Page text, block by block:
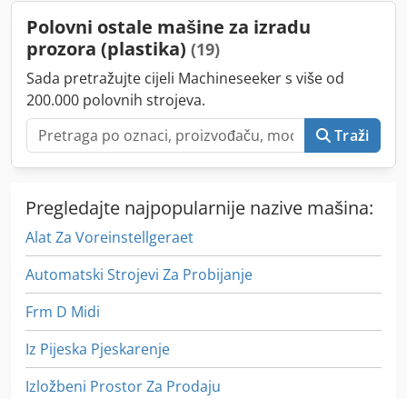
Polovni ostale mašine za izradu
prozora (plastika) (19)
Sada pretražujte cijeli Machineseeker s više od
200.000 polovnih strojeva.
Traži
Pregledajte najpopularnije nazive mašina:
Alat Za Voreinstellgeraet
Automatski Strojevi Za Probijanje
Frm D Midi
Iz Pijeska Pjeskarenje
Izložbeni Prostor Za Prodaju